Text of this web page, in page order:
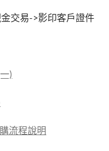
交易->影印客戶證件
)
流程說明